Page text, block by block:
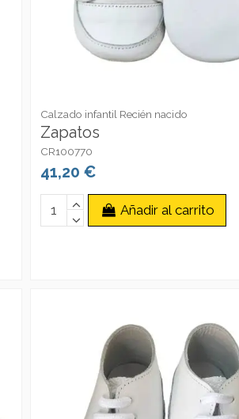
Calzado infantil Recién nacido
Zapatos
CR100770
41,20 €
Añadir al carrito